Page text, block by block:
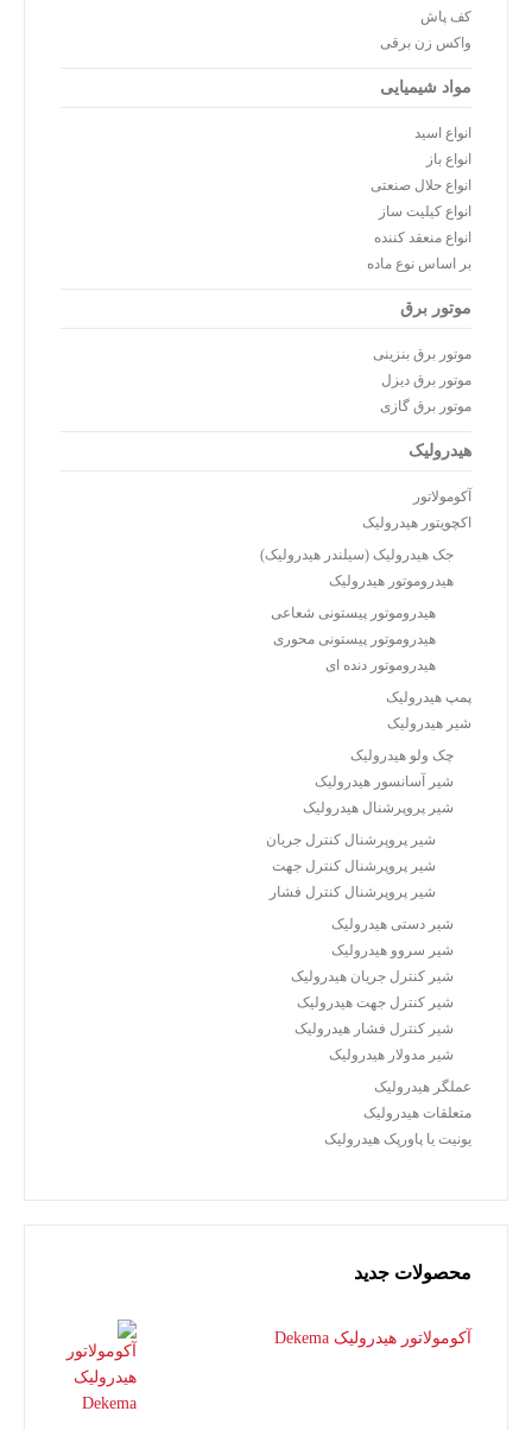
کف پاش
واکس زن برقی
مواد شیمیایی
انواع اسید
انواع باز
انواع حلال صنعتی
انواع کیلیت ساز
انواع منعقد کننده
بر اساس نوع ماده
موتور برق
موتور برق بنزینی
موتور برق دیزل
موتور برق گازی
هیدرولیک
آکومولاتور
اکچویتور هیدرولیک
جک هیدرولیک (سیلندر هیدرولیک)
هیدروموتور هیدرولیک
هیدروموتور پیستونی شعاعی
هیدروموتور پیستونی محوری
هیدروموتور دنده ای
پمپ هیدرولیک
شیر هیدرولیک
چک ولو هیدرولیک
شیر آسانسور هیدرولیک
شیر پروپرشنال هیدرولیک
شیر پروپرشنال کنترل جریان
شیر پروپرشنال کنترل جهت
شیر پروپرشنال کنترل فشار
شیر دستی هیدرولیک
شیر سروو هیدرولیک
شیر کنترل جریان هیدرولیک
شیر کنترل جهت هیدرولیک
شیر کنترل فشار هیدرولیک
شیر مدولار هیدرولیک
عملگر هیدرولیک
متعلقات هیدرولیک
یونیت یا پاورپک هیدرولیک
محصولات جدید
آکومولاتور هیدرولیک Dekema